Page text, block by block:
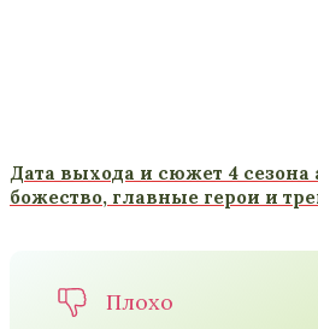
Дата выхода и сюжет 4 сезона
божество, главные герои и
Плохо